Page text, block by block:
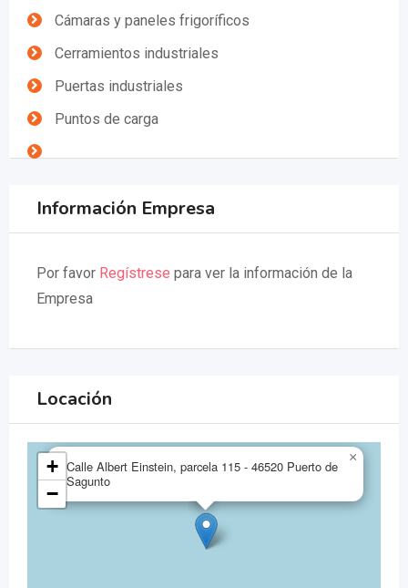
Cámaras y paneles frigoríficos
Cerramientos industriales
Puertas industriales
Puntos de carga
Información Empresa
Por favor Regístrese para ver la información de la
Empresa
Locación
Calle Albert Einstein, parcela 115 - 46520 Puerto de
Sagunto
×
+
−